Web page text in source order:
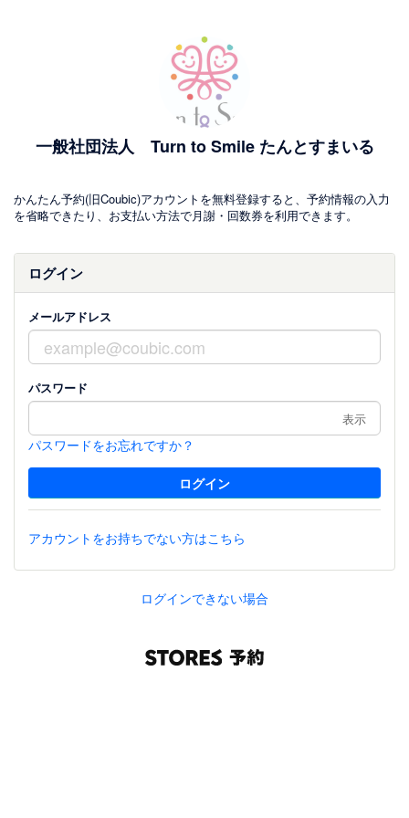
一般社団法人 Turn to Smile たんとすまいる
かんたん予約(旧Coubic)アカウントを無料登録すると、予約情報の入力
を省略できたり、お支払い方法で月謝・回数券を利用できます。
ログイン
メールアドレス
パスワード
表示
パスワードをお忘れですか？
アカウントをお持ちでない方はこちら
ログインできない場合